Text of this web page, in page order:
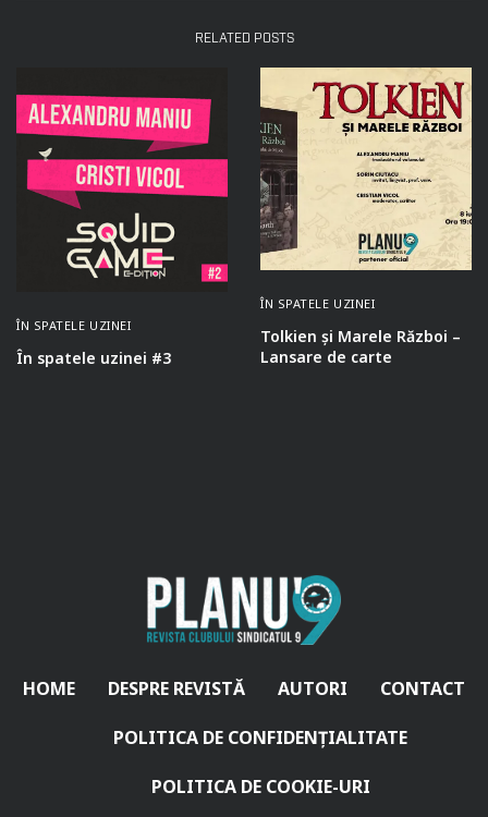
RELATED POSTS
ÎN SPATELE UZINEI
În spatele uzinei #3
ÎN SPATELE UZINEI
Tolkien și Marele Război –
Lansare de carte
HOME DESPRE REVISTĂ AUTORI CONTACT
POLITICA DE CONFIDENȚIALITATE
POLITICA DE COOKIE-URI